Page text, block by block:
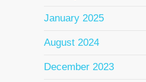
January 2025
August 2024
December 2023